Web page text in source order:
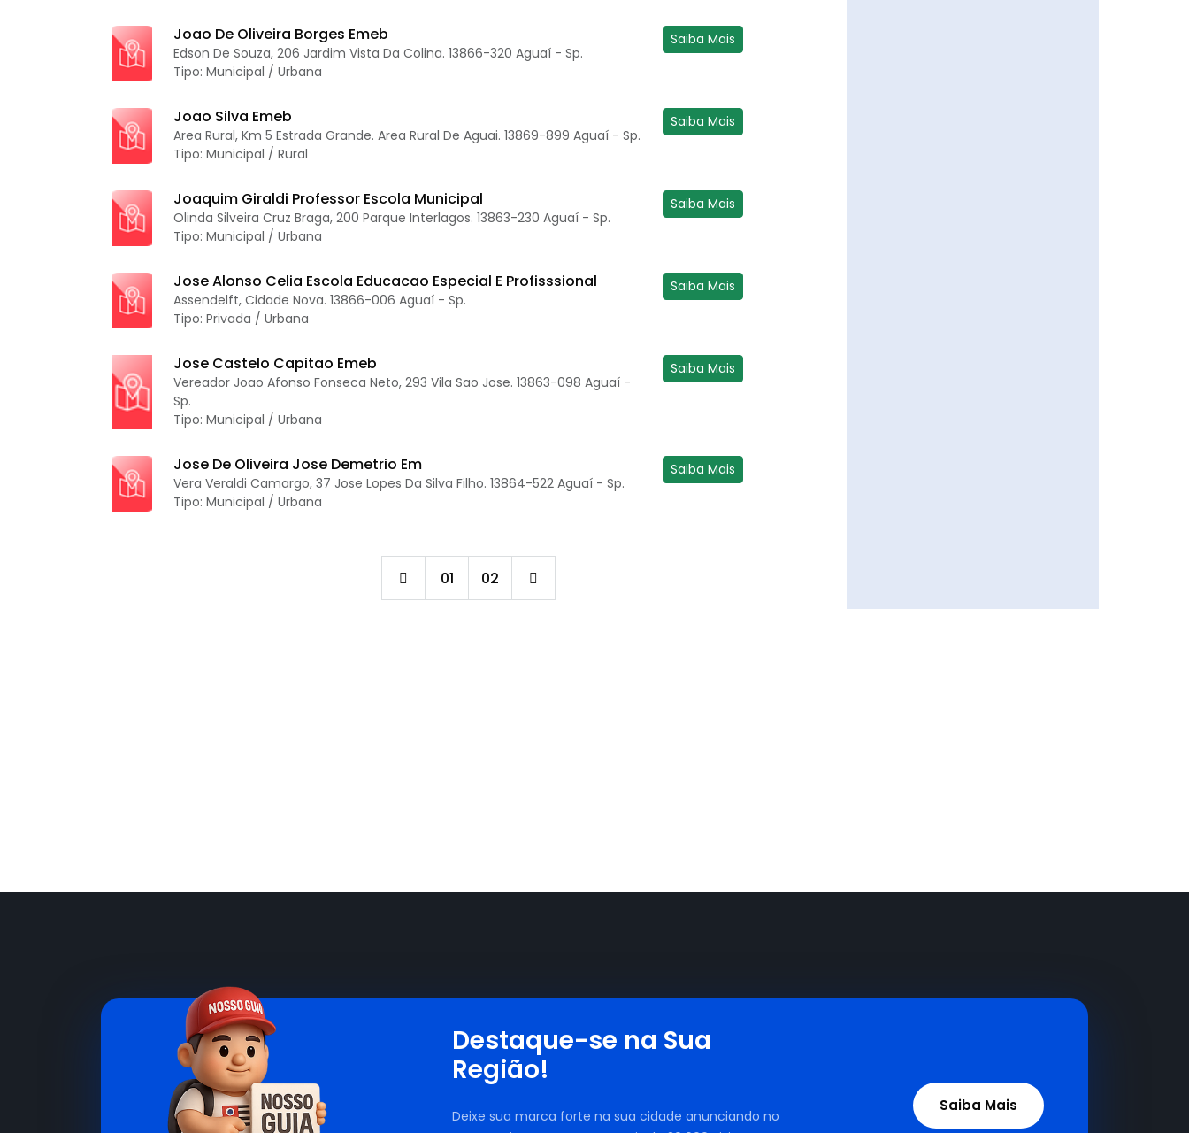
Joao De Oliveira Borges Emeb
Edson De Souza, 206 Jardim Vista Da Colina. 13866-320 Aguaí - Sp.
Tipo: Municipal / Urbana
Saiba Mais
Joao Silva Emeb
Area Rural, Km 5 Estrada Grande. Area Rural De Aguai. 13869-899 Aguaí - Sp.
Tipo: Municipal / Rural
Saiba Mais
Joaquim Giraldi Professor Escola Municipal
Olinda Silveira Cruz Braga, 200 Parque Interlagos. 13863-230 Aguaí - Sp.
Tipo: Municipal / Urbana
Saiba Mais
Jose Alonso Celia Escola Educacao Especial E Profisssional
Assendelft, Cidade Nova. 13866-006 Aguaí - Sp.
Tipo: Privada / Urbana
Saiba Mais
Jose Castelo Capitao Emeb
Vereador Joao Afonso Fonseca Neto, 293 Vila Sao Jose. 13863-098 Aguaí -
Sp.
Tipo: Municipal / Urbana
Saiba Mais
Jose De Oliveira Jose Demetrio Em
Vera Veraldi Camargo, 37 Jose Lopes Da Silva Filho. 13864-522 Aguaí - Sp.
Tipo: Municipal / Urbana
Saiba Mais
01 02
Destaque-se na Sua
Região!
Deixe sua marca forte na sua cidade anunciando no
Saiba Mais